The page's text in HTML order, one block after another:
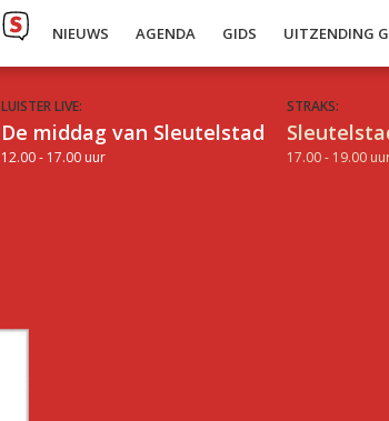
NIEUWS AGENDA GIDS UITZENDING
LUISTER LIVE:
De middag van Sleutelstad
12.00 - 17.00 uur
STRAKS:
17.00 - 19.00